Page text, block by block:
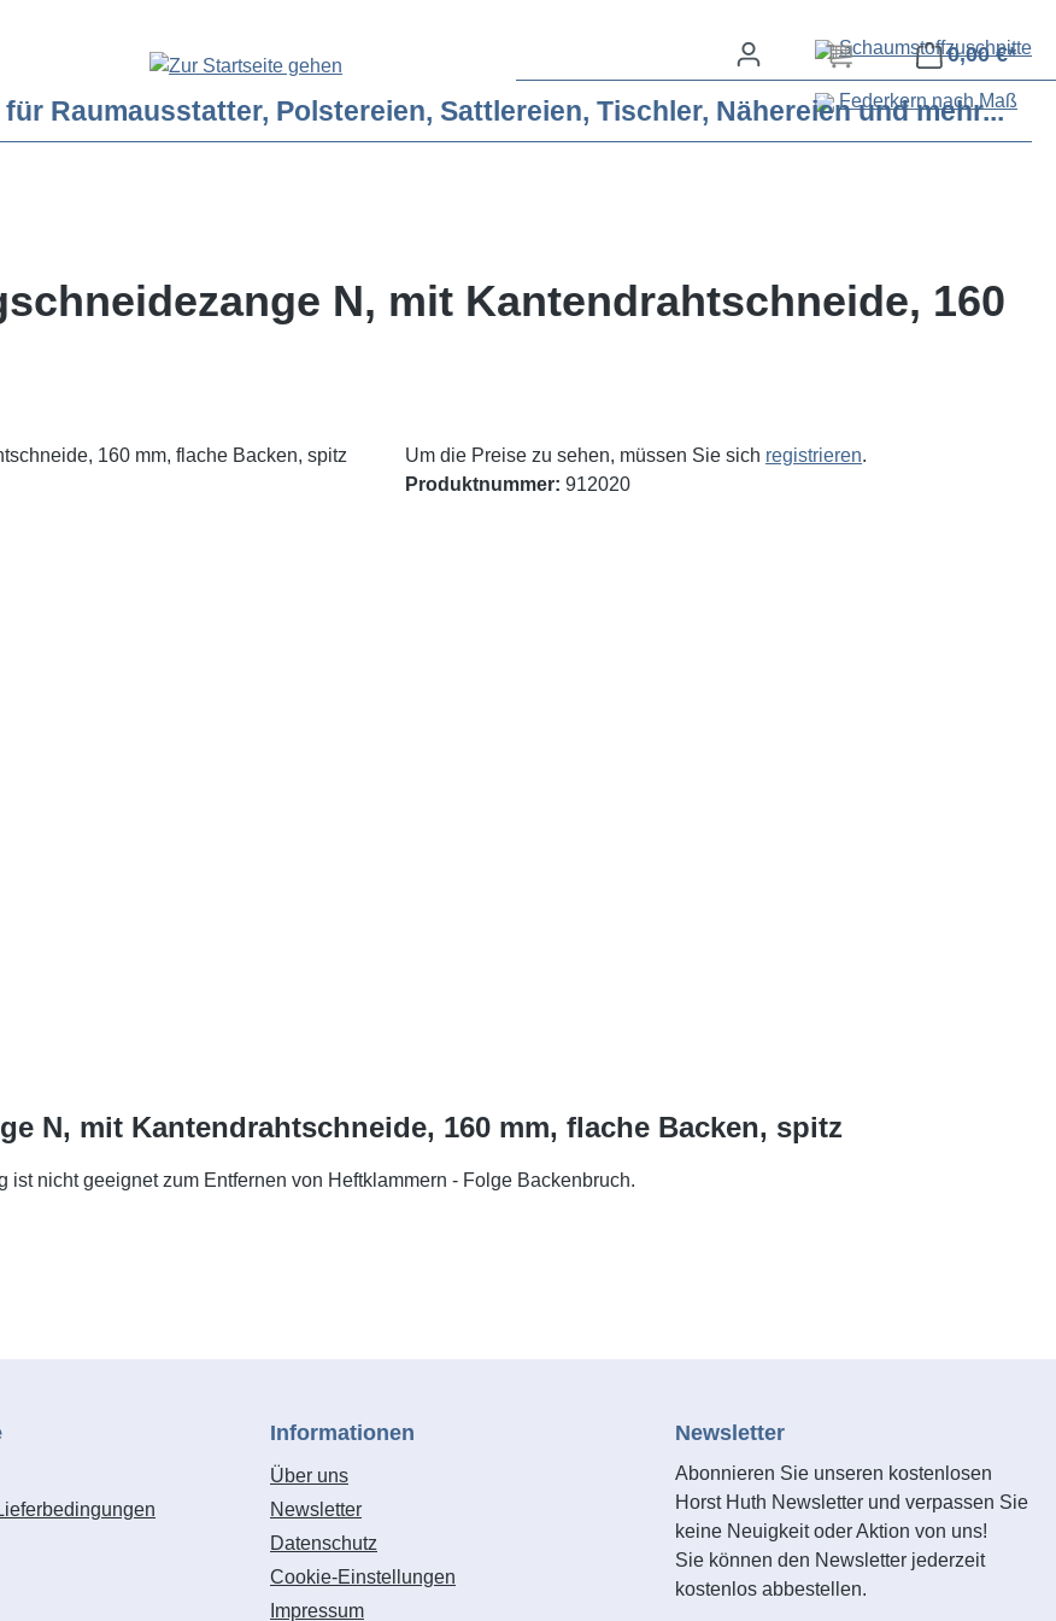
Schaumstoffzuschnitte
Federkern nach Maß
0,00 €*
Raumausstatter, Polstereien, Sattlereien, Tischler, Nähereien und mehr...
N, mit Kantendrahtschneide, 160
Um die Preise zu sehen, müssen Sie sich registrieren.
Produktnummer: 912020
N, mit Kantendrahtschneide, 160 mm, flache Backen, spitz
nicht geeignet zum Entfernen von Heftklammern - Folge Backenbruch.
Informationen
Über uns
Newsletter
Datenschutz
Cookie-Einstellungen
Impressum
Newsletter
Abonnieren Sie unseren kostenlosen
Horst Huth Newsletter und verpassen Sie
keine Neuigkeit oder Aktion von uns!
Sie können den Newsletter jederzeit
kostenlos abbestellen.